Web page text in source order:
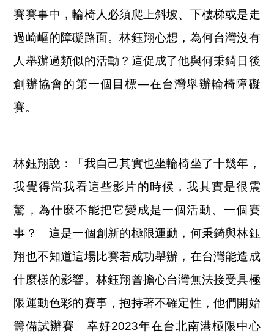
賽賽事中，輪椅人必須爬上斜坡、下樓梯或是走
過崎嶇的障礙路面。林鈺翔心想，為何台灣沒有
人舉辦過類似的活動？這促成了他與何秉錡日後
創辦協會的第一個目標—在台灣舉辦輪椅障礙
賽。
林鈺翔說：「我自己其實也坐輪椅坐了十幾年，
我覺得當我看這些影片的時候，我其實是很震
驚，為什麼不能把它變成是一個活動、一個賽
事？」這是一個創新的極限運動，何秉錡與林鈺
翔也不知道這場比賽若成功舉辦，在台灣能造成
什麼樣的影響。林鈺翔曾擔心台灣無法接受具極
限運動色彩的賽事，抱持著不確定性，他們開始
籌備試辦賽。幸好2023年在台北南港極限中心